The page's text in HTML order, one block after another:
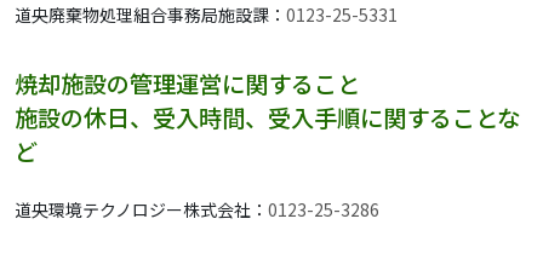
道央廃棄物処理組合事務局施設課： 0123-25-5331
焼却施設の管理運営に関すること
施設の休日、受入時間、受入手順に関することな
ど
道央環境テクノロジー株式会社： 0123-25-3286